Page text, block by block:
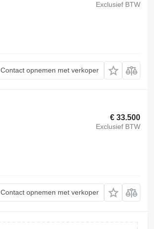
Exclusief BTW
Contact opnemen met verkoper
€ 33.500
Exclusief BTW
Contact opnemen met verkoper